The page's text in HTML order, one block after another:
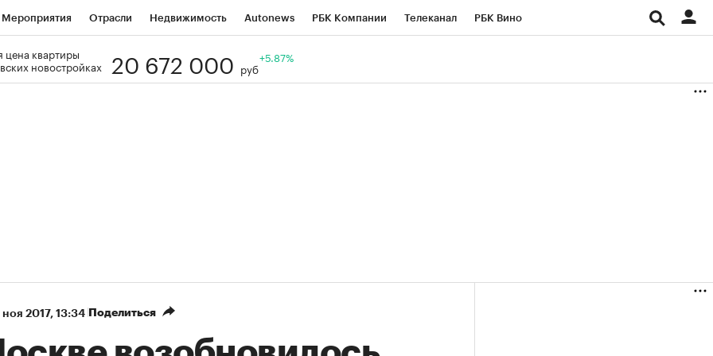
Мероприятия Отрасли Недвижимость Autonews РБК Компании Телеканал РБК Вино
Визионеры
цена квартиры
новостройках
20 672 000 руб
+5.87%
2017, 13:34 Поделиться